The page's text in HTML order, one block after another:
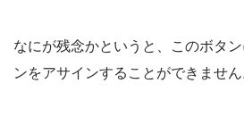
なにが残念かというと、このボタ
ンをアサインすることができません